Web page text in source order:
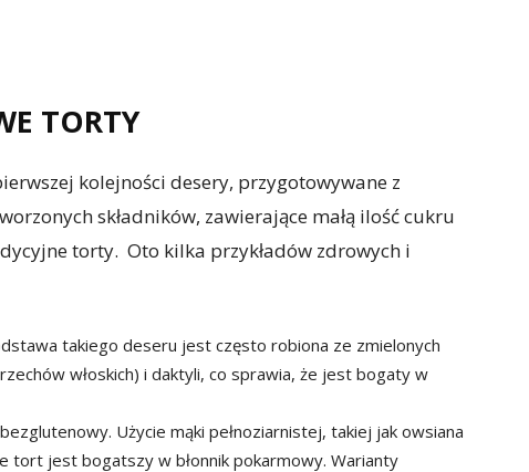
TORTY
kolejności desery, przygotowywane z
składników, zawierające małą ilość cukru
torty. Oto kilka przykładów zdrowych i
takiego deseru jest często robiona ze zmielonych
włoskich) i daktyli, co sprawia, że jest bogaty w
Użycie mąki pełnoziarnistej, takiej jak owsiana
tort jest bogatszy w błonnik pokarmowy. Warianty